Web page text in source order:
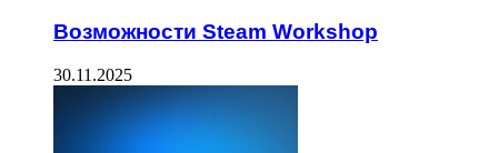
Возможности Steam Workshop
30.11.2025